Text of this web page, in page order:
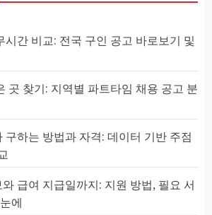
시간 비교: 전국 구인 공고 바로보기 및
곳 찾기: 지역별 파트타임 채용 공고 분
구하는 방법과 자격: 데이터 기반 주점
급여 지급일까지: 지원 방법, 필요 서
에